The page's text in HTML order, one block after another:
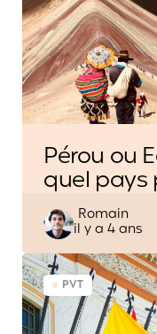
Pérou ou
quel pays
Posted
by
Romain
il y a 4 ans
PVT